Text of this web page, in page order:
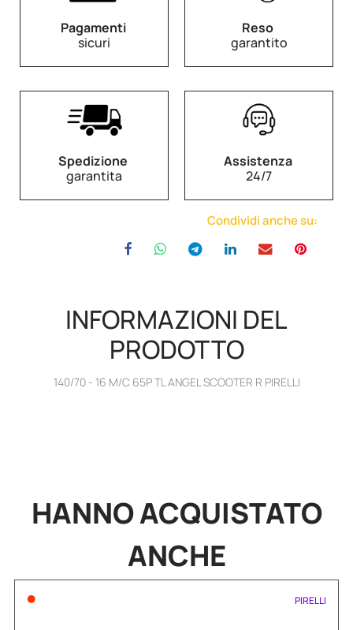
Pagamenti
sicuri
Reso
garantito
Spedizione
garantita
Assistenza
24/7
Condividi anche su:
INFORMAZIONI DEL
PRODOTTO
140/70 - 16 M/C 65P TL ANGEL SCOOTER R PIRELLI
HANNOACQUISTATO
ANCHE
• PIRELLI